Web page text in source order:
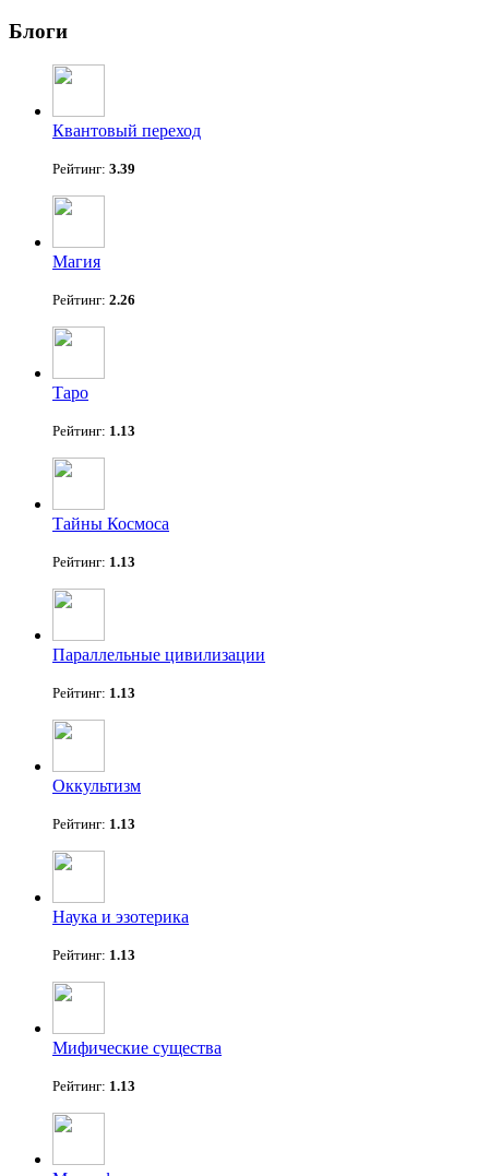
Блоги
Квантовый переход
Рейтинг: 3.39
Магия
Рейтинг: 2.26
Таро
Рейтинг: 1.13
Тайны Космоса
Рейтинг: 1.13
Параллельные цивилизации
Рейтинг: 1.13
Оккультизм
Рейтинг: 1.13
Наука и эзотерика
Рейтинг: 1.13
Мифические существа
Рейтинг: 1.13